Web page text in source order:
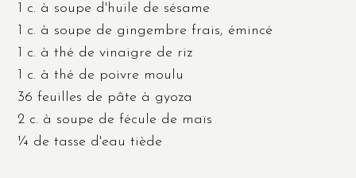
1 c. à soupe d'huile de sésame
1 c. à soupe de gingembre frais, émincé
1 c. à thé de vinaigre de riz
1 c. à thé de poivre moulu
36 feuilles de pâte à gyoza
2 c. à soupe de fécule de maïs
¼ de tasse d'eau tiède